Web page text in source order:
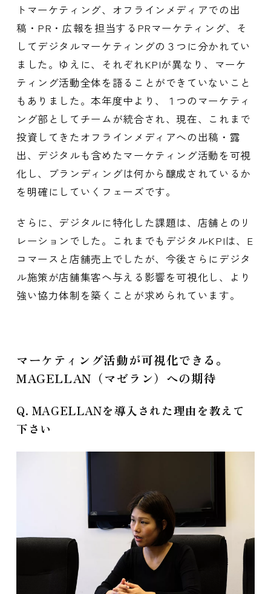
トマーケティング、オフラインメディアでの出
稿・PR・広報を担当するPRマーケティング、そ
してデジタルマーケティングの３つに分かれてい
ました。ゆえに、それぞれKPIが異なり、マーケ
ティング活動全体を語ることができていないこと
もありました。本年度中より、１つのマーケティ
ング部としてチームが統合され、現在、これまで
投資してきたオフラインメディアへの出稿・露
出、デジタルも含めたマーケティング活動を可視
化し、ブランディングは何から醸成されているか
を明確にしていくフェーズです。
さらに、デジタルに特化した課題は、店舗とのリ
レーションでした。これまでもデジタルKPIは、E
コマースと店舗売上でしたが、今後さらにデジタ
ル施策が店舗集客へ与える影響を可視化し、より
強い協力体制を築くことが求められています。
マーケティング活動が可視化できる。
MAGELLAN（マゼラン）への期待
Q. MAGELLANを導入された理由を教えて
下さい